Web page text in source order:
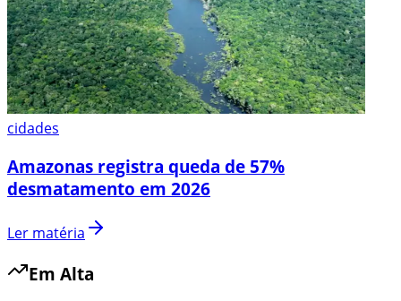
cidades
Amazonas registra queda de 57%
desmatamento em 2026
Ler matéria
Em Alta